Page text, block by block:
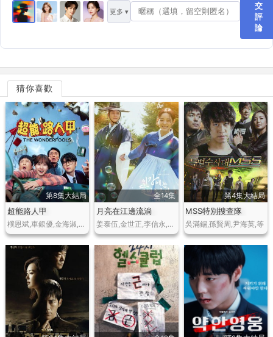
更多 ▾
交
評
論
猜你喜歡
第8集大結局
超能路人甲
樸恩斌,車銀優,金海淑,孫賢周,林成宰,崔大勳,裴奈拏
全14集
月亮在江邊流淌
姜泰伍,金世正,李信永,洪秀珠,晉久
第4集大結局
MSS特別搜查隊
吳滿錫,孫賢周,尹海英,等